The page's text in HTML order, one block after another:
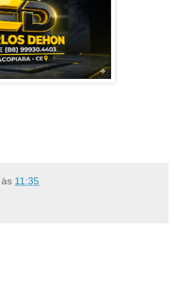
às 11:35